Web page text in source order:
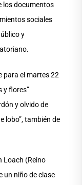
los documentos
sociales
y
para el martes 22
y flores”
y olvido de
lobo”, también de
Loach (Reino
un niño de clase